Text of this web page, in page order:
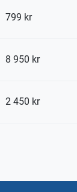
799 kr
8 950 kr
2 450 kr